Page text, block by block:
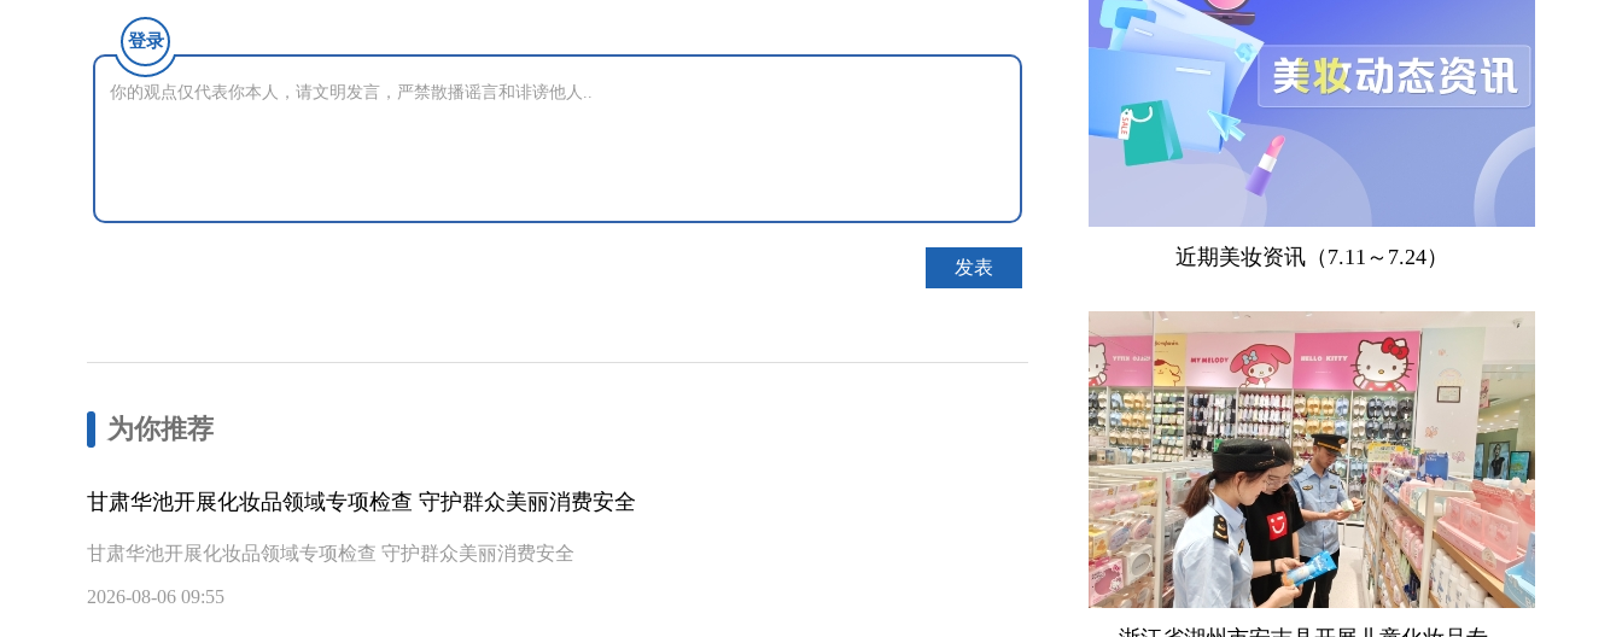
登录
为你推荐
甘肃华池开展化妆品领域专项检查 守护群众美丽消费安全
甘肃华池开展化妆品领域专项检查 守护群众美丽消费安全
2026-08-06 09:55
近期美妆资讯（7.11～7.24）